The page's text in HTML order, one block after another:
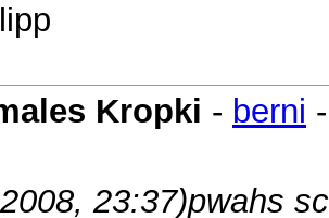
Kropki - berni
23:37)pwahs